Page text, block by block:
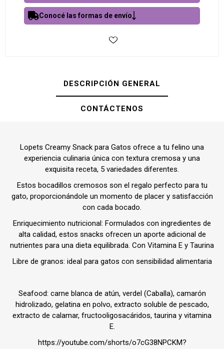
Conocé las formas de envío
DESCRIPCIÓN GENERAL
CONTÁCTENOS
Lopets Creamy Snack para Gatos ofrece a tu felino una
experiencia culinaria única con textura cremosa y una
exquisita receta, 5 variedades diferentes.
Estos bocadillos cremosos son el regalo perfecto para tu
gato, proporcionándole un momento de placer y satisfacción
con cada bocado.
Enriquecimiento nutricional: Formulados con ingredientes de
alta calidad, estos snacks ofrecen un aporte adicional de
nutrientes para una dieta equilibrada. Con Vitamina E y Taurina
Libre de granos: ideal para gatos con sensibilidad alimentaria
Seafood: carne blanca de atún, verdel (Caballa), camarón
hidrolizado, gelatina en polvo, extracto soluble de pescado,
extracto de calamar, fructooligosacáridos, taurina y vitamina
E.
https://youtube.com/shorts/o7cG38NPCKM?